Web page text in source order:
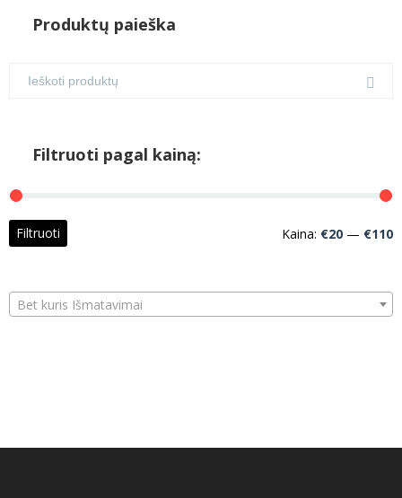
Produktų paieška
Filtruoti pagal kainą:
Filtruoti Kaina: €20 — €110
Bet kuris Išmatavimai